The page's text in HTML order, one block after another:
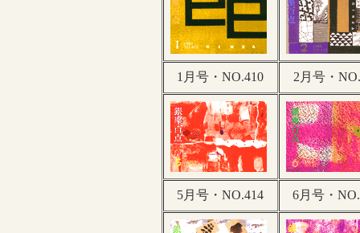
1月号・NO.410 2月号・
5月号・NO.414 6月号・